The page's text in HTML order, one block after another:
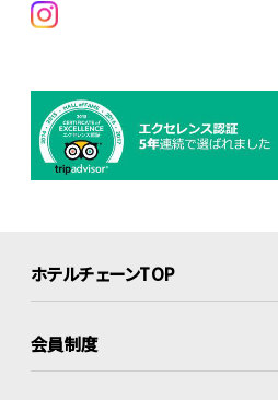
ホテルチェーンTOP
会員制度